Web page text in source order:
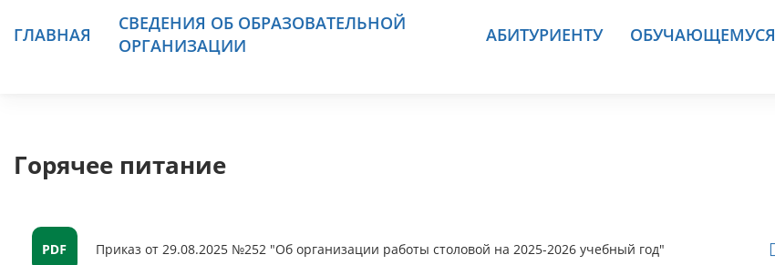
ГЛАВНАЯ
СВЕДЕНИЯ ОБ ОБРАЗОВАТЕЛЬНОЙ
ОРГАНИЗАЦИИ
АБИТУРИЕНТУ ОБУЧАЮЩЕМУСЯ
Горячее питание
Приказ от 29.08.2025 №252 "Об организации работы столовой на 2025-2026 учебный год"